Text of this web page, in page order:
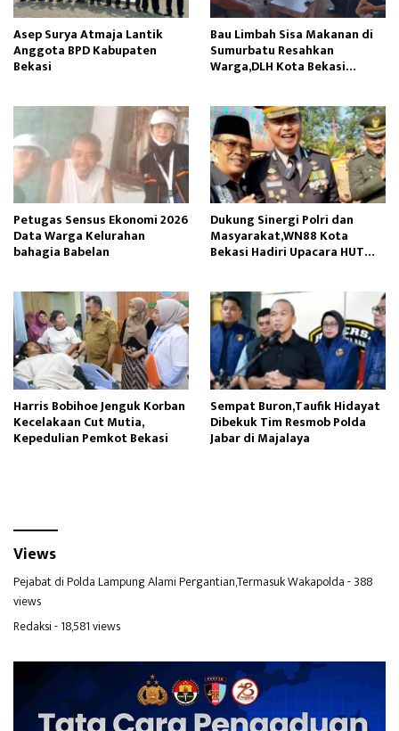
Asep Surya Atmaja Lantik
Anggota BPD Kabupaten
Bekasi
Bau Limbah Sisa Makanan di
Sumurbatu Resahkan
Warga,DLH Kota Bekasi
Petugas Sensus Ekonomi 2026
Data Warga Kelurahan
bahagia Babelan
Dukung Sinergi Polri dan
Masyarakat,WN88 Kota
Bekasi Hadiri Upacara HUT
Harris Bobihoe Jenguk Korban
Kecelakaan Cut Mutia,
Kepedulian Pemkot Bekasi
Sempat Buron,Taufik Hidayat
Dibekuk Tim Resmob Polda
Jabar di Majalaya
Views
Pejabat di Polda Lampung Alami Pergantian,Termasuk Wakapolda- 388
views
Redaksi- 18,581 views